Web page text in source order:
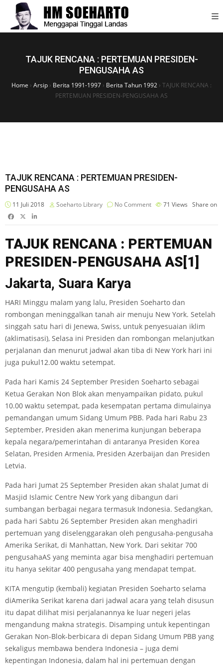
TAJUK RENCANA : PERTEMUAN PRESIDEN-
PENGUSAHA AS
Home › Arsip › Berita 1991-1997 › Berita Tahun 1992 › TAJUK RENCANA :
PERTEMUAN PRESIDEN-PENGUSAHA AS
TAJUK RENCANA : PERTEMUAN PRESIDEN-
PENGUSAHA AS
11 Juli 2018 Soeharto Library No Comment 71 Views Share on
TAJUK RENCANA : PERTEMUAN
PRESIDEN-PENGUSAHA AS[1]
Jakarta, Suara Karya
HARI Minggu malam yang lalu, Presiden Soeharto dan
rombongan meninggalkan tanah air menuju New York. Setelah
singgah satu hari di Jenewa, Swiss, untuk penyesuaian iklim
(aklimatisasi), Selasa ini Presiden dan rombongan melanjutkan
perjalanan dan menurut jadwal akan tiba di New York hari ini
juga pukul12.00 waktu setempat.
Pada hari Kamis 24 September Presiden Soeharto sebagai
Ketua Gerakan Non Blok akan menyampaikan pidato, pukul
10.00 waktu setempat, pada kesempatan pertama dimulainya
pemandangan umum Sidang Umum PBB. Pada hari Rabu 23
September, Presiden akan menerima kunjungan beberapa
kepala negara/pemerintahan di antaranya Presiden Korea
Selatan, Presiden Armenia, Presiden Azerbaijan dan Presiden
Letvia.
Pada hari Jumat 25 September Presiden akan shalat Jumat di
Masjid Islamic Centre New York yang dibangun dari
sumbangan berbagai negara termasuk Indonesia. Sedangkan,
pada hari Sabtu 26 September Presiden akan menghadiri
pertemuan yang diselenggarakan oleh pengusaha-pengusaha
Amerika Serikat, di Manhattan, New York. Dari sekitar 700
pengusahaAS yang meminta agar bisa menghadiri pertemuan
itu hanya sekitar 400 pengusaha yang mendapat tempat.
KITA mengutip (kembali) kegiatan Presiden Soeharto selama
diAmerika Serikat karena dari jadwal acara yang telah disusun
itu dapat dilihat misi perjalanannya ke luar negeri jelas
mengandung makna strategis. Disamping untuk kepentingan
Gerakan Non-Blok-berbicara di depan Sidang Umum PBB yang
sekaligus membawa bendera Indonesia – juga demi
kepentingan Indonesia, dalam hal ini pertemuan dengan